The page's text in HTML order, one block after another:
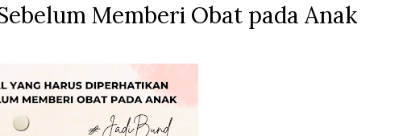
Memberi Obat pada Anak